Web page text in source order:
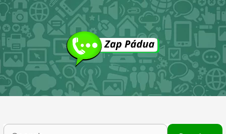
Ir
para
o
conteúdo